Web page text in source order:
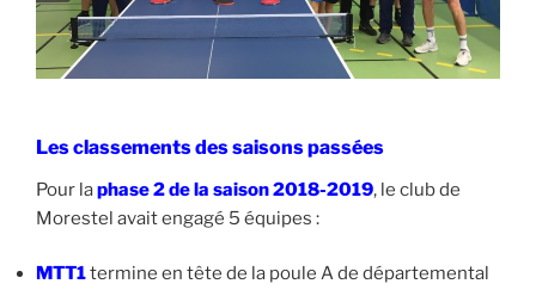
Les classements des saisons passées
Pour laphase 2 de la saison 2018-2019, le club de
Morestel avait engagé 5 équipes :
MTT1termine en tête de la poule A de départemental